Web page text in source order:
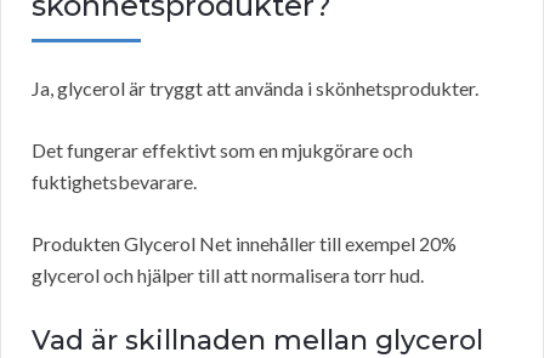
Ja, glycerol är tryggt att använda i skönhetsprodukter.
Det fungerar effektivt som en mjukgörare och
fuktighetsbevarare.
Produkten Glycerol Net innehåller till exempel 20%
glycerol och hjälper till att normalisera torr hud.
Vad är skillnaden mellan glycerol